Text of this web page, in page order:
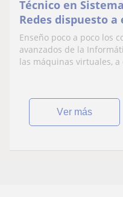
Técnico en
Redes dispuesto
dinámica y amena
como más
Enseño poco a poco los
avanzados de la
las máquinas virtuales, a
ver más